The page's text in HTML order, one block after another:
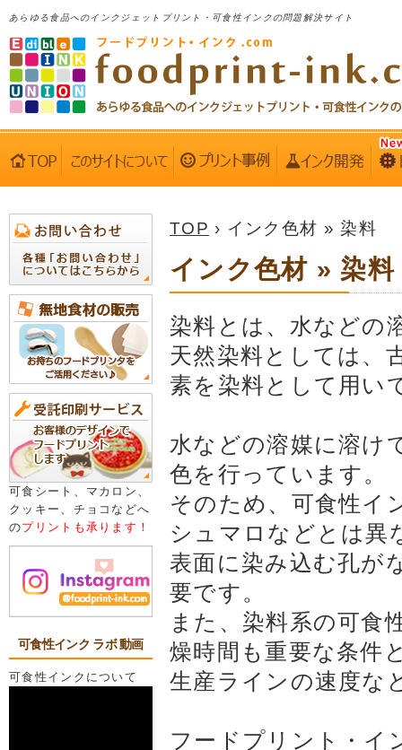
あらゆる食品へのインクジェットプリント・可食性インクの問題解決サイト
可食シート、マカロン、
クッキー、チョコなどへ
のプリントも承ります！
可食性インク ラボ 動画
可食性インクについて
TOP › インク色材 » 染料
インク色材 » 染料
染料とは、水などの
天然染料としては、
素を染料として用い
水などの溶媒に溶け
色を行っています。
そのため、可食性イ
シュマロなどとは異
表面に染み込む孔が
要です。
また、染料系の可食
燥時間も重要な条件
生産ラインの速度な
フードプリント・イ